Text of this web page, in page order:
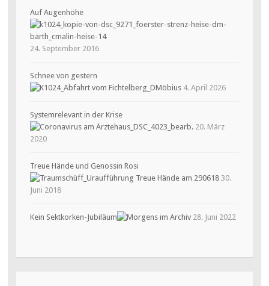
Auf Augenhöhe
24. September 2016
Schnee von gestern
4. April 2026
Systemrelevant in der Krise
20. März
2020
Treue Hände und Genossin Rosi
30.
Juni 2018
Kein Sektkorken-Jubiläum 28. Juni 2022